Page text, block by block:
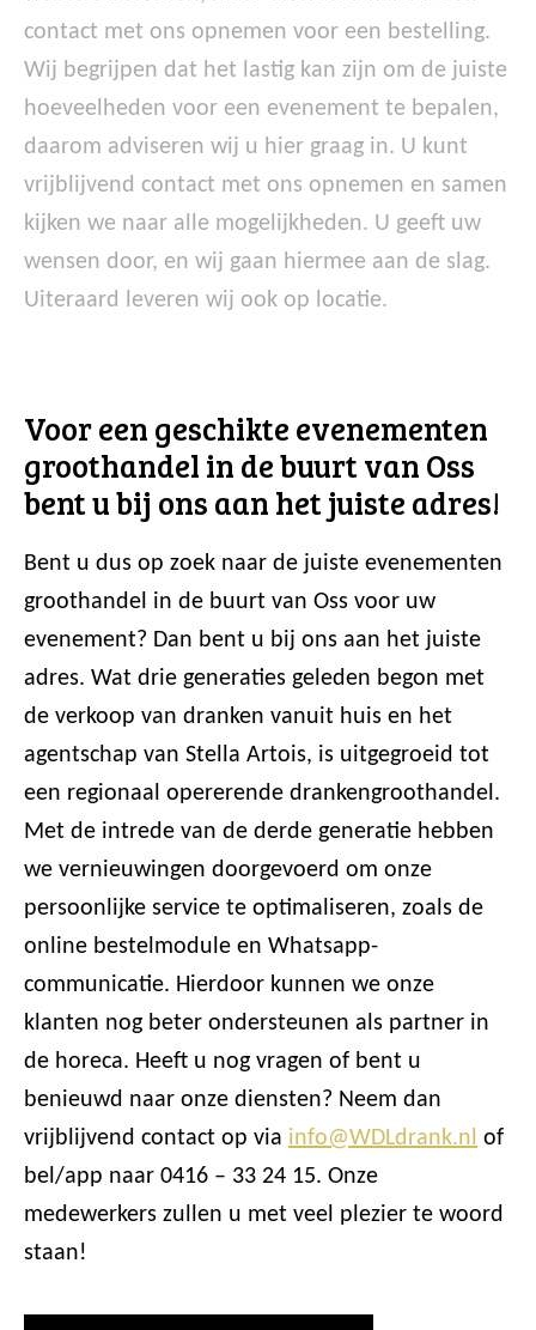
contact met ons opnemen voor een bestelling.
Wij begrijpen dat het lastig kan zijn om de juiste
hoeveelheden voor een evenement te bepalen,
daarom adviseren wij u hier graag in. U kunt
vrijblijvend contact met ons opnemen en samen
kijken we naar alle mogelijkheden. U geeft uw
wensen door, en wij gaan hiermee aan de slag.
Uiteraard leveren wij ook op locatie.
Voor een geschikte evenementen
groothandel in de buurt van Oss
bent u bij ons aan het juiste adres!
Bent u dus op zoek naar de juiste evenementen
groothandel in de buurt van Oss voor uw
evenement? Dan bent u bij ons aan het juiste
adres. Wat drie generaties geleden begon met
de verkoop van dranken vanuit huis en het
agentschap van Stella Artois, is uitgegroeid tot
een regionaal opererende drankengroothandel.
Met de intrede van de derde generatie hebben
we vernieuwingen doorgevoerd om onze
persoonlijke service te optimaliseren, zoals de
online bestelmodule en Whatsapp-
communicatie. Hierdoor kunnen we onze
klanten nog beter ondersteunen als partner in
de horeca. Heeft u nog vragen of bent u
benieuwd naar onze diensten? Neem dan
vrijblijvend contact op via info@WDLdrank.nl of
bel/app naar 0416 – 33 24 15. Onze
medewerkers zullen u met veel plezier te woord
staan!